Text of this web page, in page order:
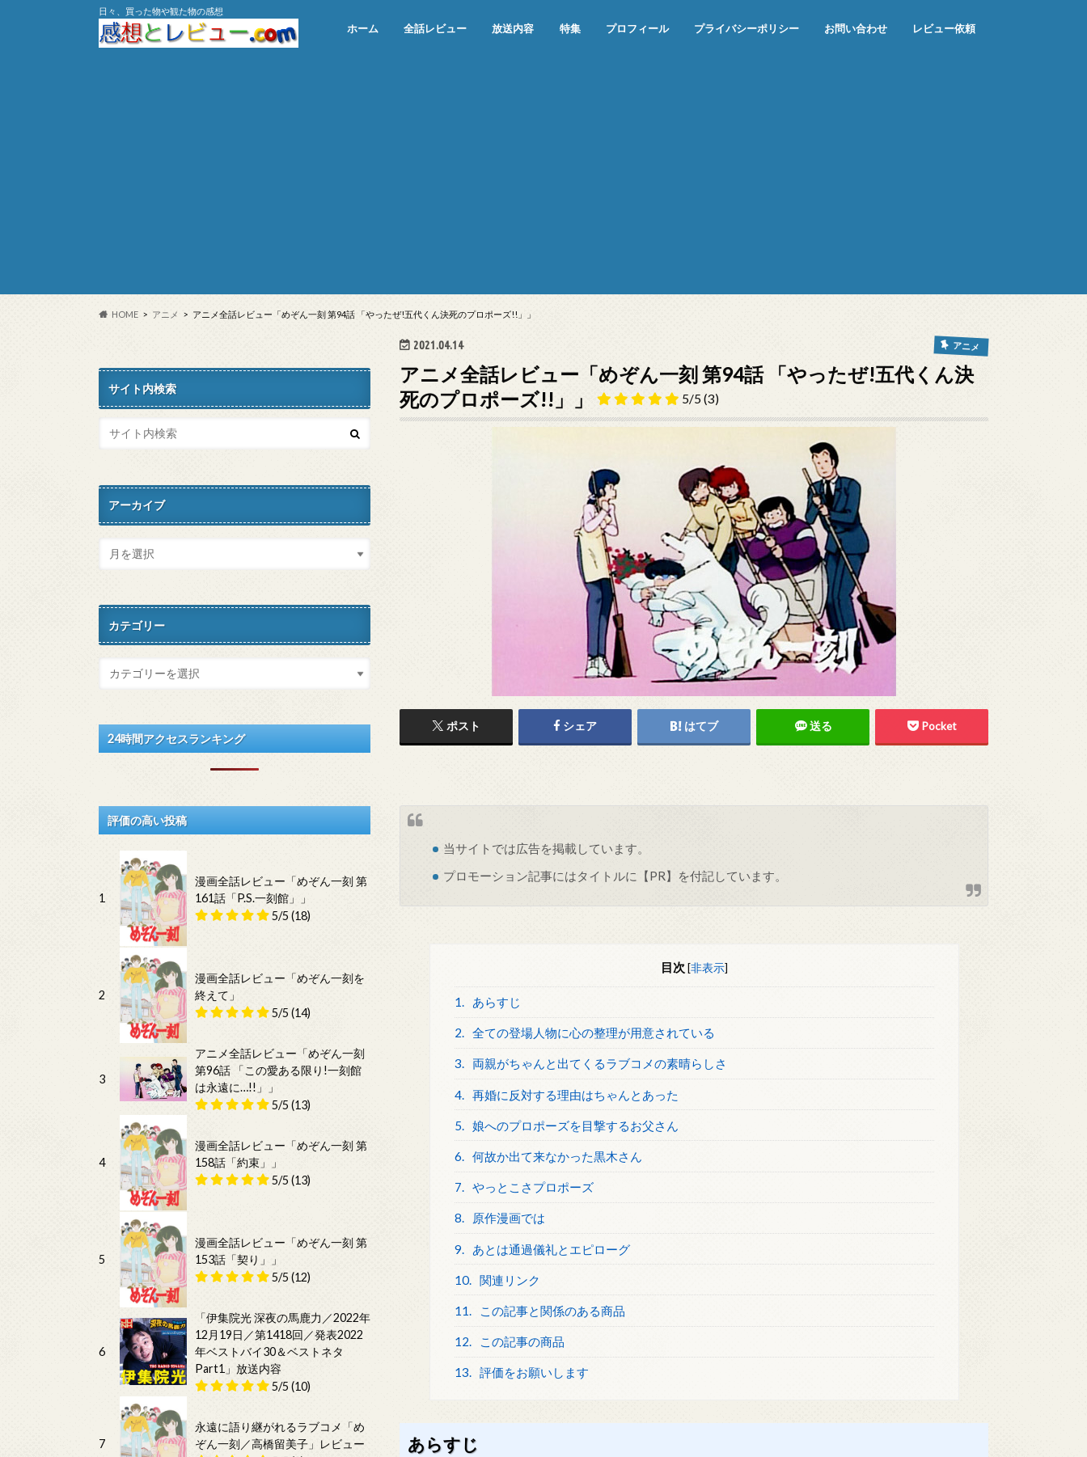
日々、買った物や観た物の感想
ホーム 全話レビュー 放送内容 特集 プロフィール プライバシーポリシー お問い合わせ レビュー依頼
HOME アニメ アニメ全話レビュー「めぞん一刻 第94話 「やったぜ!五代くん決死のプロポーズ!!」」
2021.04.14 アニメ
アニメ全話レビュー「めぞん一刻 第94話 「やったぜ!五代くん決
死のプロポーズ!!」」
5/5 (3)
ポスト シェア はてブ 送る Pocket
当サイトでは広告を掲載しています。
プロモーション記事にはタイトルに【PR】を付記しています。
目次 [非表示]
1. あらすじ
2. 全ての登場人物に心の整理が用意されている
3. 両親がちゃんと出てくるラブコメの素晴らしさ
4. 再婚に反対する理由はちゃんとあった
5. 娘へのプロポーズを目撃するお父さん
6. 何故か出て来なかった黒木さん
7. やっとこさプロポーズ
8. 原作漫画では
9. あとは通過儀礼とエピローグ
10. 関連リンク
11. この記事と関係のある商品
12. この記事の商品
13. 評価をお願いします
あらすじ
サイト内検索
アーカイブ
カテゴリー
24時間アクセスランキング
評価の高い投稿
1
漫画全話レビュー「めぞん一刻 第
161話「P.S.一刻館」」
5/5 (18)
2
漫画全話レビュー「めぞん一刻を
終えて」
5/5 (14)
3
アニメ全話レビュー「めぞん一刻
第96話 「この愛ある限り!一刻館
は永遠に…!!」」
5/5 (13)
4
漫画全話レビュー「めぞん一刻 第
158話「約束」」
5/5 (13)
5
漫画全話レビュー「めぞん一刻 第
153話「契り」」
5/5 (12)
6
「伊集院光 深夜の馬鹿力／2022年
12月19日／第1418回／発表2022
年ベストバイ30＆ベストネタ
Part1」放送内容
5/5 (10)
7
永遠に語り継がれるラブコメ「め
ぞん一刻／高橋留美子」レビュー